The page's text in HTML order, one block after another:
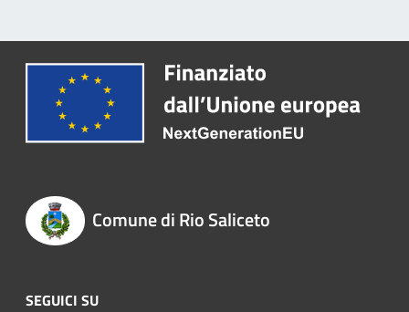
Comune di Rio Saliceto
SEGUICI SU